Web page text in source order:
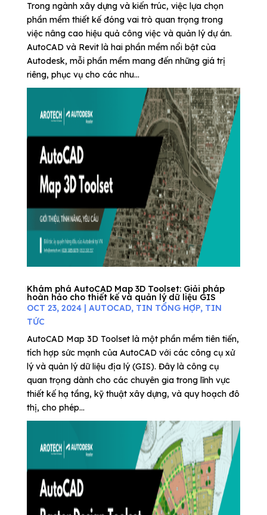
Trong ngành xây dựng và kiến trúc, việc lựa chọn
phần mềm thiết kế đóng vai trò quan trọng trong
việc nâng cao hiệu quả công việc và quản lý dự án.
AutoCAD và Revit là hai phần mềm nổi bật của
Autodesk, mỗi phần mềm mang đến những giá trị
riêng, phục vụ cho các nhu...
Khám phá AutoCAD Map 3D Toolset: Giải pháp
hoàn hảo cho thiết kế và quản lý dữ liệu GIS
OCT 23, 2024| AUTOCAD, TIN TỔNG HỢP, TIN
TỨC
AutoCAD Map 3D Toolset là một phần mềm tiên tiến,
tích hợp sức mạnh của AutoCAD với các công cụ xử
lý và quản lý dữ liệu địa lý (GIS). Đây là công cụ
quan trọng dành cho các chuyên gia trong lĩnh vực
thiết kế hạ tầng, kỹ thuật xây dựng, và quy hoạch đô
thị, cho phép...